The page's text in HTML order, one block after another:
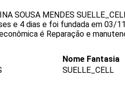
SOUSA MENDES
e 4 dias e foi fundada em 03/
é Reparação e
Nome Fantasia
SUELLE_CELL